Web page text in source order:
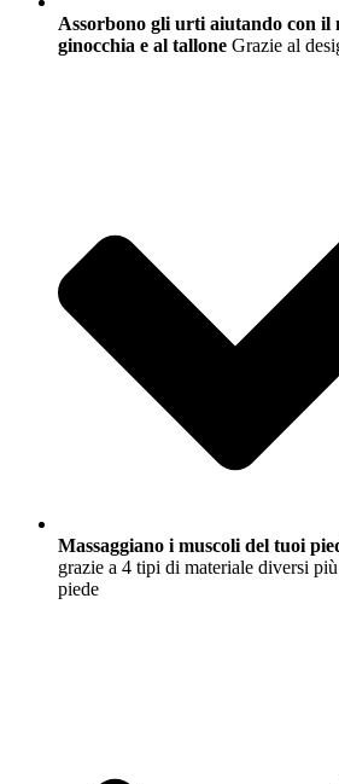
Assorbono gli urti aiutando con il
ginocchia e al tallone Grazie al
Massaggiano i muscoli del tuoi
grazie a 4 tipi di materiale diversi
piede